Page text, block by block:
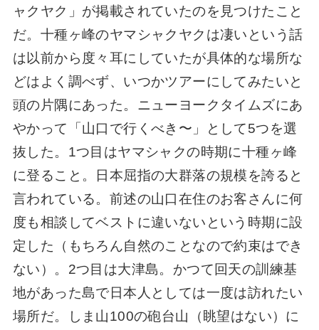
ャクヤク」が掲載されていたのを見つけたこと
だ。十種ヶ峰のヤマシャクヤクは凄いという話
は以前から度々耳にしていたが具体的な場所な
どはよく調べず、いつかツアーにしてみたいと
頭の片隅にあった。ニューヨークタイムズにあ
やかって「山口で行くべき〜」として5つを選
抜した。1つ目はヤマシャクの時期に十種ヶ峰
に登ること。日本屈指の大群落の規模を誇ると
言われている。前述の山口在住のお客さんに何
度も相談してベストに違いないという時期に設
定した（もちろん自然のことなので約束はでき
ない）。2つ目は大津島。かつて回天の訓練基
地があった島で日本人としては一度は訪れたい
場所だ。しま山100の砲台山（眺望はない）に